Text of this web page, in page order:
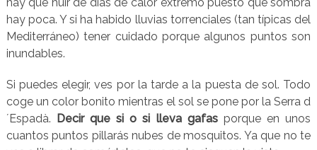
hay poca. Y si ha habido lluvias torrenciales (tan típicas del
Mediterráneo) tener cuidado porque algunos puntos son
inundables.
Si puedes elegir, ves por la tarde a la puesta de sol. Todo
coge un color bonito mientras el sol se pone por la Serra d
´Espadà.
Decir que si o si lleva gafasporque en unos
cuantos puntos pillarás nubes de mosquitos. Ya que no te